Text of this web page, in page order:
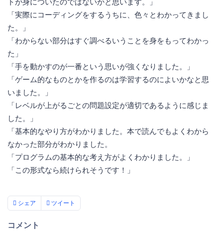
トが身についたのではないかと思います。」
「実際にコーディングをするうちに、色々とわかってきまし
た。」
「わからない部分はすぐ調べるいうことを身をもってわかっ
た」
「手を動かすのが一番という思いが強くなりました。」
「ゲーム的なものとかを作るのは学習するのによいかなと思
いました。」
「レベルが上がるごとの問題設定が適切であるように感じま
した。」
「基本的なやり方がわかりました。本で読んでもよくわから
なかった部分がわかりました。
「プログラムの基本的な考え方がよくわかりました。」
「この形式なら続けられそうです！」
シェア ツイート
コメント